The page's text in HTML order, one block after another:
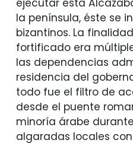
ejecutar esta
la península, éste se
bizantinos. La
fortificado era
las dependencias
residencia del
todo fue el filtro de
desde el puente
minoría árabe
algaradas locales